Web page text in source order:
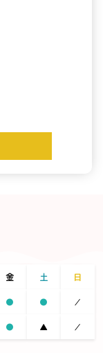
金 土 日
● ● ／
● ▲ ／